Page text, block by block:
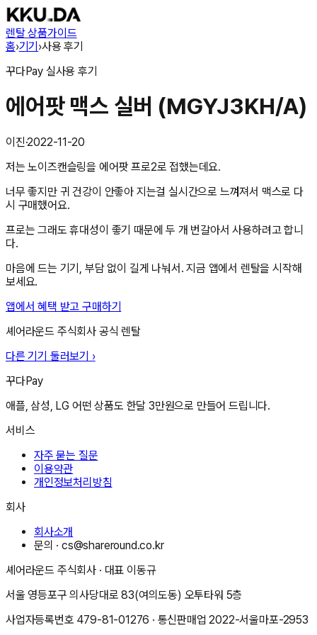
렌탈 상품가이드
홈›기기›사용 후기
꾸다Pay 실사용 후기
에어팟 맥스 실버 (MGYJ3KH/A)
이진·2022-11-20
저는 노이즈캔슬링을 에어팟 프로2로 접했는데요.
너무 좋지만 귀 건강이 안좋아 지는걸 실시간으로 느껴져서 맥스로 다
시 구매했어요.
프로는 그래도 휴대성이 좋기 때문에 두 개 번갈아서 사용하려고 합니
다.
마음에 드는 기기, 부담 없이 길게 나눠서. 지금 앱에서 렌탈을 시작해
보세요.
앱에서 혜택 받고 구매하기
셰어라운드 주식회사 공식 렌탈
다른 기기 둘러보기 ›
꾸다Pay
애플, 삼성, LG 어떤 상품도 한달 3만원으로 만들어 드립니다.
서비스
자주 묻는 질문
이용약관
개인정보처리방침
회사
회사소개
문의 ·cs@shareround.co.kr
셰어라운드 주식회사 · 대표 이동규
서울 영등포구 의사당대로 83(여의도동) 오투타워 5층
사업자등록번호 479-81-01276 · 통신판매업2022-서울마포-2953